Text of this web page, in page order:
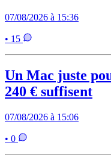
07/08/2026 à 15:36
• 15
Un Mac juste
240 € suffisent
07/08/2026 à 15:06
• 0